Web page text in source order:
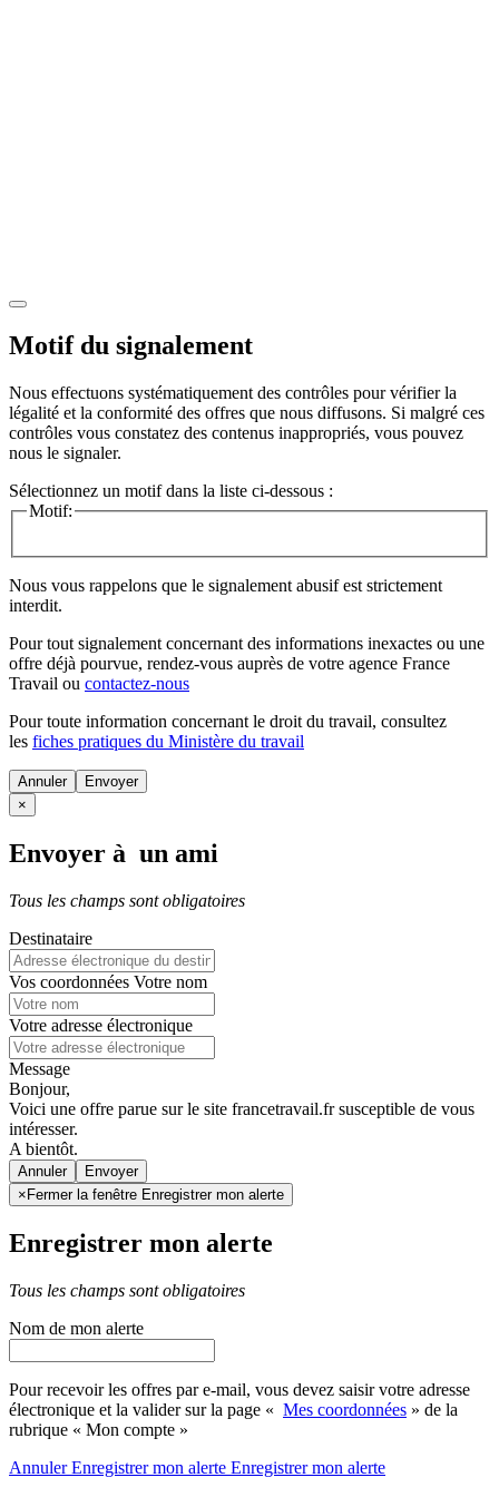
Motif du signalement
Nous effectuons systématiquement des contrôles pour vérifier la
légalité et la conformité des offres que nous diffusons. Si malgré ces
contrôles vous constatez des contenus inappropriés, vous pouvez
nous le signaler.
Sélectionnez un motif dans la liste ci-dessous :
Motif:
Nous vous rappelons que le signalement abusif est strictement
interdit.
Pour tout signalement concernant des informations inexactes ou une
offre déjà pourvue, rendez-vous auprès de votre agence France
Travail ou contactez-nous
Pour toute information concernant le droit du travail, consultez
les fiches pratiques du Ministère du travail
Annuler
×
Envoyer à un ami
Tous les champs sont obligatoires
Destinataire
Vos coordonnées Votre nom
Votre adresse électronique
Message
Bonjour,
Voici une offre parue sur le site francetravail.fr susceptible de vous
intéresser.
A bientôt.
Annuler
× Fermer la fenêtre Enregistrer mon alerte
Enregistrer mon alerte
Tous les champs sont obligatoires
Nom de mon alerte
Pour recevoir les offres par e-mail, vous devez saisir votre adresse
électronique et la valider sur la page « Mes coordonnées » de la
rubrique « Mon compte »
AnnulerEnregistrer mon alerte Enregistrermon alerte